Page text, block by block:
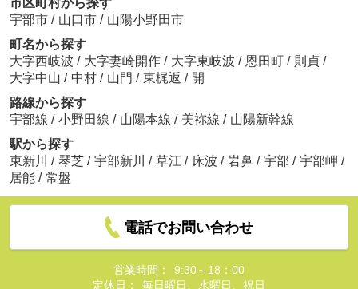
宇部市 / 山口市 / 山陽小野田市
町名から探す
大字西岐波 / 大字妻崎開作 / 大字東岐波 / 恩田町 / 則貞 /
大字中山 / 中村 / 山門 / 東梶返 / 開
路線から探す
宇部線 / 小野田線 / 山陽本線 / 美祢線 / 山陽新幹線
駅から探す
東新川
/ 琴芝 / 宇部新川 / 草江 / 床波 / 岩鼻 / 宇部 / 宇部岬 /
居能 / 常盤
電話でお問い合わせ
営業時間：
9:30～18：00
定休日：
毎日曜日、水曜日、祝日